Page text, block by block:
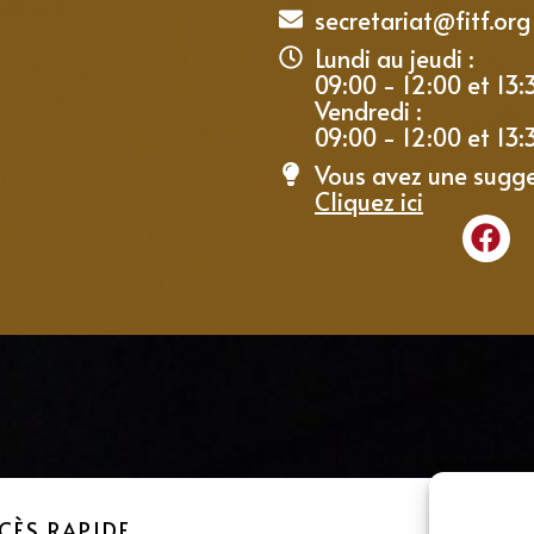
secretariat@fitf.org
Lundi au jeudi :
09:00 - 12:00 et
Vendredi :
09:00 - 12:00 et
Vous avez une
Cliquez ici